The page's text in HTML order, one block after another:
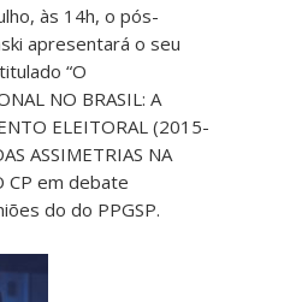
às 14h, o pós-
apresentará o seu
“O
NO BRASIL: A
ELEITORAL (2015-
ASSIMETRIAS NA
CP em debate
do do PPGSP.